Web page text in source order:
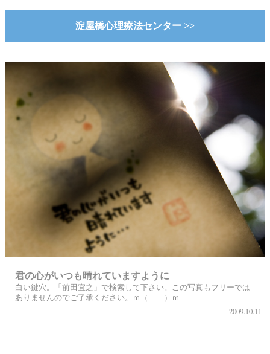
淀屋橋心理療法センター >>
君の心がいつも晴れていますように
白い鍵穴。「前田宜之」で検索して下さい。この写真もフリーでは
ありませんのでご了承ください。ｍ（ ）ｍ
2009.10.11